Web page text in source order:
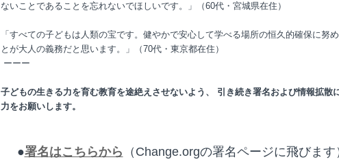
ないことであることを忘れないでほしいです。」（60代・宮城県在住）
「すべての子どもは人類の宝です。健やかで安心して学べる場所の恒久的確保に努
とが大人の義務だと思います。」（70代・東京都在住）
ーーー
子どもの生きる力を育む教育を途絶えさせないよう、
引き続き署名および情報拡散
力をお願いします。
●署名はこちらから （Change.orgの署名ページに飛びます